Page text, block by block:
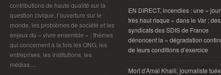
contributions de haute qualité sur la
question civique, l’ouverture sur le
monde, les problèmes de société et les
enjeux du « vivre ensemble » ; thèmes
qui concernent à la fois les ONG, les
entreprises, les institutions, les
médias....
EN DIRECT, incendies : une «
très haut risque » dans le Var ; des
syndicats des SDIS de France
dénoncent la « dégradation
de leurs conditions d’exercice
Mort d’Amal Khalil, journaliste